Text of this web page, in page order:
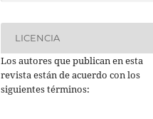
LICENCIA
Los autores que publican en esta
revista están de acuerdo con los
siguientes términos: